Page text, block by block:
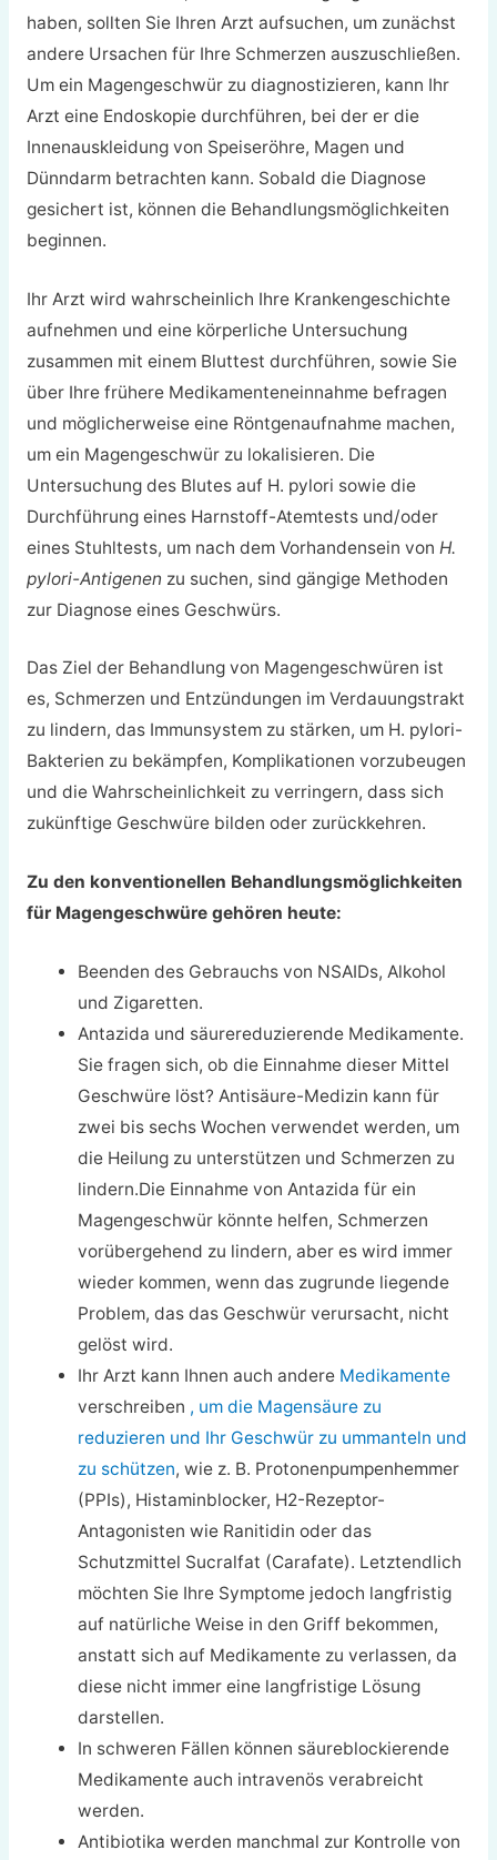
haben, sollten Sie Ihren Arzt aufsuchen, um zunächst
andere Ursachen für Ihre Schmerzen auszuschließen.
Um ein Magengeschwür zu diagnostizieren, kann Ihr
Arzt eine Endoskopie durchführen, bei der er die
Innenauskleidung von Speiseröhre, Magen und
Dünndarm betrachten kann. Sobald die Diagnose
gesichert ist, können die Behandlungsmöglichkeiten
beginnen.
Ihr Arzt wird wahrscheinlich Ihre Krankengeschichte
aufnehmen und eine körperliche Untersuchung
zusammen mit einem Bluttest durchführen, sowie Sie
über Ihre frühere Medikamenteneinnahme befragen
und möglicherweise eine Röntgenaufnahme machen,
um ein Magengeschwür zu lokalisieren. Die
Untersuchung des Blutes auf H. pylori sowie die
Durchführung eines Harnstoff-Atemtests und/oder
eines Stuhltests, um nach dem Vorhandensein von H.
pylori-Antigenen zu suchen, sind gängige Methoden
zur Diagnose eines Geschwürs.
Das Ziel der Behandlung von Magengeschwüren ist
es, Schmerzen und Entzündungen im Verdauungstrakt
zu lindern, das Immunsystem zu stärken, um H. pylori-
Bakterien zu bekämpfen, Komplikationen vorzubeugen
und die Wahrscheinlichkeit zu verringern, dass sich
zukünftige Geschwüre bilden oder zurückkehren.
Zu den konventionellen Behandlungsmöglichkeiten
für Magengeschwüre gehören heute:
Beenden des Gebrauchs von NSAIDs, Alkohol
und Zigaretten.
Antazida und säurereduzierende Medikamente.
Sie fragen sich, ob die Einnahme dieser Mittel
Geschwüre löst? Antisäure-Medizin kann für
zwei bis sechs Wochen verwendet werden, um
die Heilung zu unterstützen und Schmerzen zu
lindern.Die Einnahme von Antazida für ein
Magengeschwür könnte helfen, Schmerzen
vorübergehend zu lindern, aber es wird immer
wieder kommen, wenn das zugrunde liegende
Problem, das das Geschwür verursacht, nicht
gelöst wird.
Ihr Arzt kann Ihnen auch andere Medikamente
verschreiben , um die Magensäure zu
reduzieren und Ihr Geschwür zu ummanteln und
zu schützen, wie z. B. Protonenpumpenhemmer
(PPIs), Histaminblocker, H2-Rezeptor-
Antagonisten wie Ranitidin oder das
Schutzmittel Sucralfat (Carafate). Letztendlich
möchten Sie Ihre Symptome jedoch langfristig
auf natürliche Weise in den Griff bekommen,
anstatt sich auf Medikamente zu verlassen, da
diese nicht immer eine langfristige Lösung
darstellen.
In schweren Fällen können säureblockierende
Medikamente auch intravenös verabreicht
werden.
Antibiotika werden manchmal zur Kontrolle von